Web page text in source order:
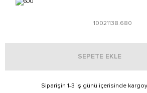
10021138.680
SEPETE EKLE
Siparişin 1-3 iş günü içerisinde